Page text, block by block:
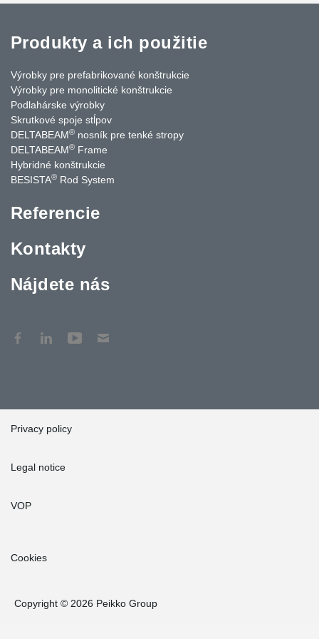
Produkty a ich použitie
Výrobky pre prefabrikované konštrukcie
Výrobky pre monolitické konštrukcie
Podlahárske výrobky
Skrutkové spoje stĺpov
DELTABEAM® nosník pre tenké stropy
DELTABEAM® Frame
Hybridné konštrukcie
BESISTA® Rod System
Referencie
Kontakty
Nájdete nás
Privacy policy
Legal notice
VOP
Cookies
Copyright © 2026 Peikko Group